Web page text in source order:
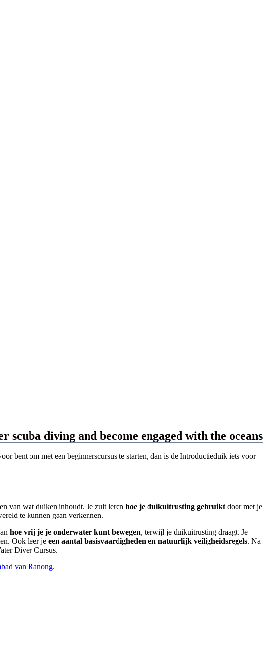
bent om met een beginnerscursus te starten, dan is de Introductieduik iets voor
van wat duiken inhoudt. Je zult leren hoe je duikuitrusting gebruiktdoor met je
te kunnen gaan verkennen.
hoe vrij je je onderwater kunt bewegen, terwijl je duikuitrusting draagt. Je
Ook leer je een aantal basisvaardigheden en natuurlijk veiligheidsregels. Na
Diver Cursus.
van Ranong.